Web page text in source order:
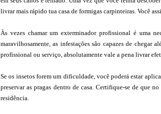
livrar mais rápido tua casa de formigas carpinteiras. Você
Às vezes chamar um exterminador profissional é uma
maravilhosamente, as infestações são capazes de chegar
profissional ou serviço, absolutamente vale a pena livrar
Se os insetos forem um dificuldade, você poderá estar
preservar as pragas dentro de casa. Certifique-se de que
residência.